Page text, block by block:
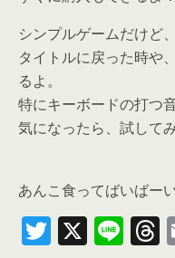
シンプルゲームだけど
タイトルに戻った時や
るよ。
特にキーボードの打つ
気になったら、 試して
あんこ食ってばいばー
T X Li